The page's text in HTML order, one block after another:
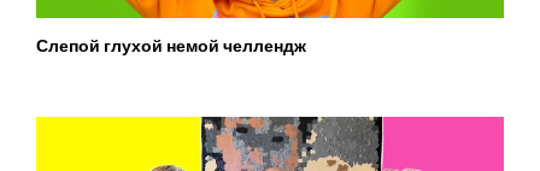
Слепой глухой немой челлендж